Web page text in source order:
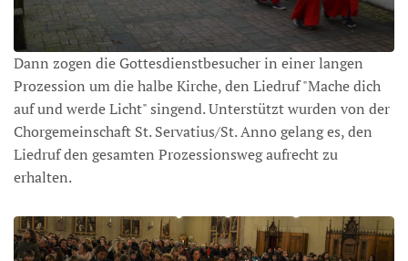
Dann zogen die Gottesdienstbesucher in einer langen
Prozession um die halbe Kirche, den Liedruf "Mache dich
auf und werde Licht" singend. Unterstützt wurden von der
Chorgemeinschaft St. Servatius/St. Anno gelang es, den
Liedruf den gesamten Prozessionsweg aufrecht zu
erhalten.